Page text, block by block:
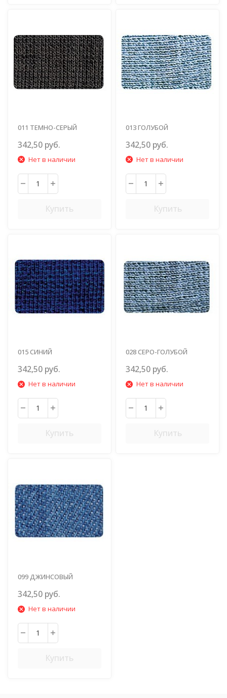
011 ТЕМНО-СЕРЫЙ
342,50 руб.
Нет в наличии
Купить
013 ГОЛУБОЙ
342,50 руб.
Нет в наличии
Купить
015 СИНИЙ
342,50 руб.
Нет в наличии
Купить
028 СЕРО-ГОЛУБОЙ
342,50 руб.
Нет в наличии
Купить
099 ДЖИНСОВЫЙ
342,50 руб.
Нет в наличии
Купить